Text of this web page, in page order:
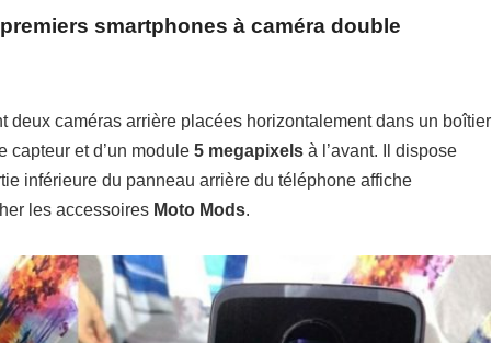
smartphones à caméra double
deux caméras arrière placées horizontalement dans un boîtier
capteur et d’un module 5 megapixels à l’avant. Il dispose
inférieure du panneau arrière du téléphone affiche
les accessoires Moto Mods.